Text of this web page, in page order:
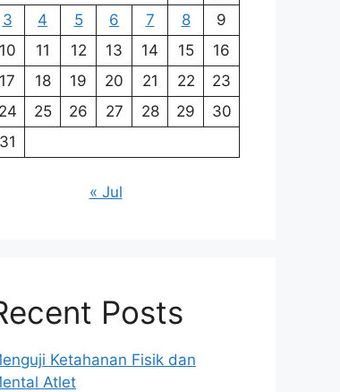
3
4 5 6 7 8
9
10
11 12 13 14 15
16
17
18 19 20 21 22
23
24
25 26 27 28 29
30
31
« Jul
Posts
Ketahanan Fisik dan
Atlet